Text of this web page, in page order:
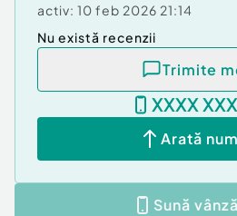
activ: 10 feb 2026 21:14
Nu există recenzii
Trimite
XXXX
Arată
Sună